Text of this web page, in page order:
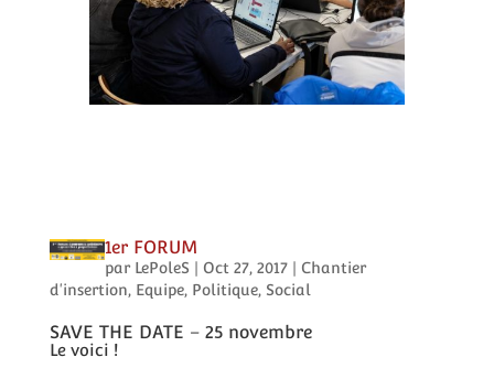
1er FORUM
par LePoleS Oct 27, 2017| Chantier
d'insertion, Equipe, Politique, Social
SAVE THE DATE – 25 novembre
Le voici !